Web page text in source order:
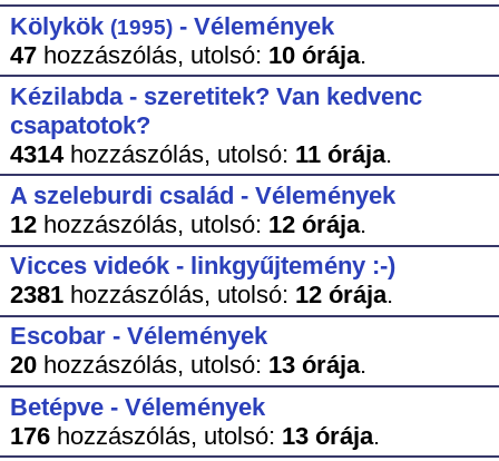
Kölykök (1995)- Vélemények
47hozzászólás, utolsó: 10 órája.
Kézilabda - szeretitek? Van kedvenc
csapatotok?
4314hozzászólás, utolsó: 11 órája.
A szeleburdi család - Vélemények
12hozzászólás, utolsó: 12 órája.
Vicces videók - linkgyűjtemény :-)
2381hozzászólás, utolsó: 12 órája.
Escobar - Vélemények
20hozzászólás, utolsó: 13 órája.
Betépve - Vélemények
176hozzászólás, utolsó: 13 órája.